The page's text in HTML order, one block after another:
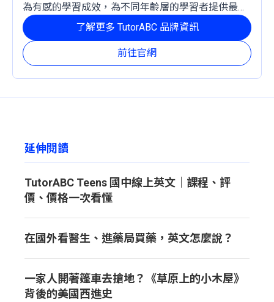
為有感的學習成效，為不同年齡層的學習者提供最穩
定且有效的成長路徑。
前往官網
了解更多 TutorABC 品牌資訊
延伸閱讀
TutorABC Teens 國中線上英文｜課程、評
價、價格一次看懂
在國外看醫生、進藥局買藥，英文怎麼說？
一家人開著篷車去搶地？《草原上的小木屋》
背後的美國西進史